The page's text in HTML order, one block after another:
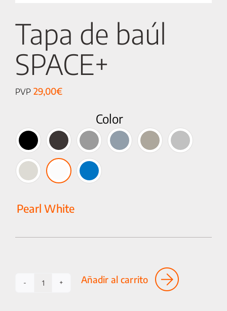
MOTOCICLETAS
Tapa de baúl
SPACE+
PVP 29,00€
Color
Pearl White
Tapa
Añadir al carrito